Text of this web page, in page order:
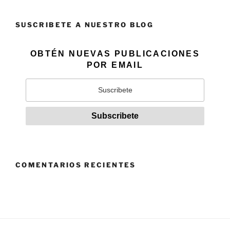
SUSCRIBETE A NUESTRO BLOG
OBTÉN NUEVAS PUBLICACIONES
POR EMAIL
COMENTARIOS RECIENTES